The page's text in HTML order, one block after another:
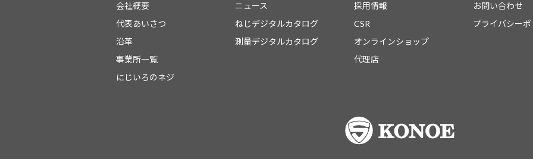
会社概要
代表あいさつ
沿革
事業所一覧
にじいろのネジ
ニュース
ねじデジタルカタログ
測量デジタルカタログ
採用情報
CSR
オンラインショップ
代理店
お問い合わせ
プライバシー